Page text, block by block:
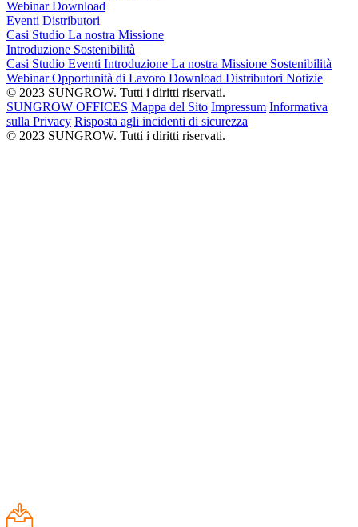
WebinarDownload
Eventi Distributori
Casi Studio La nostra Missione
Introduzione Sostenibilità
Casi Studio Eventi Introduzione La nostra Missione Sostenibilità
WebinarOpportunità di Lavoro Download Distributori Notizie
© 2023 SUNGROW. Tutti i diritti riservati.
SUNGROW OFFICES Mappa del Sito Impressum Informativa
sulla Privacy Risposta agli incidenti di sicurezza
© 2023 SUNGROW. Tutti i diritti riservati.